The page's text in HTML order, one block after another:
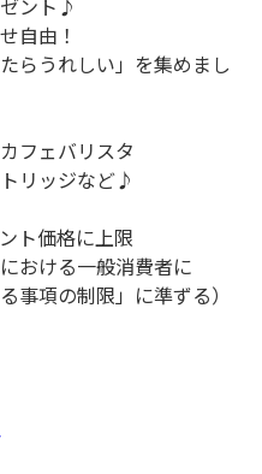
ント♪
自由！
らうれしい」を集めまし
フェバリスタ
リッジなど♪
ト価格に上限
おける一般消費者に
事項の制限」に準ずる）